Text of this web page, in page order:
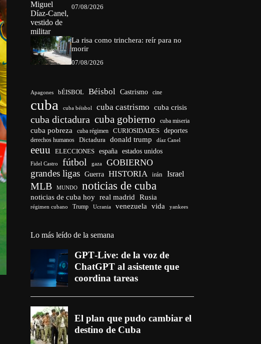
07/08/2026
La risa como trinchera: reír para no
morir
07/08/2026
Apagones bÉISBOL Béisbol Castrismo cine
cuba cuba béisbol cuba castrismo cuba crisis
cuba dictadura cuba gobierno cuba miseria
cuba pobreza cuba régimen CURIOSIDADES deportes
derechos humanos Dictadura donald trump díaz Canel
eeuu ELECCIONES españa estados unidos
Fidel Castro fútbol gaza GOBIERNO
grandes ligas Guerra HISTORIA irán Israel
MLB MUNDO noticias de cuba
noticias de cuba hoy real madrid Rusia
régimen cubano Trump Ucrania venezuela vida yankees
Lo más leído de la semana